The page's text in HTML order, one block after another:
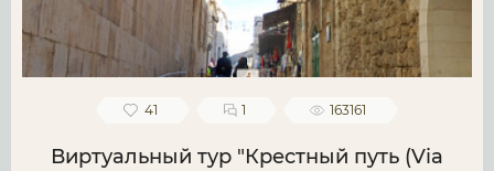
41 1 163161
Виртуальный тур "Крестный путь (Via